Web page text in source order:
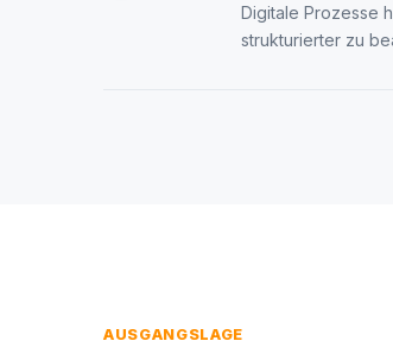
Digitale Prozesse
strukturierter zu
AUSGANGSLAGE